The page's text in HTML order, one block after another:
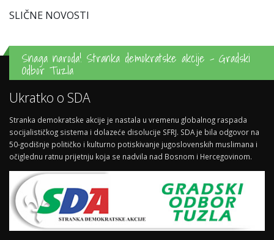
SLIČNE NOVOSTI
Snaga naroda! Stranka demokratske akcije - Gradski
Odbor Tuzla
Ukratko o SDA
Stranka demokratske akcije je nastala u vremenu globalnog raspada
socijalističkog sistema i dolazeće disolucije SFRJ. SDA je bila odgovor na
50-godišnje političko i kulturno potiskivanje jugoslovenskih muslimana i
očiglednu ratnu prijetnju koja se nadvila nad Bosnom i Hercegovinom.